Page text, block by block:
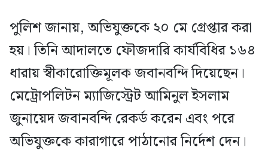
পুলিশ জানায়, অভিযুক্তকে ২০ মে গ্রেপ্তার করা
হয়। তিনি আদালতে ফৌজদারি কার্যবিধির ১৬৪
ধারায় স্বীকারোক্তিমূলক জবানবন্দি দিয়েছেন।
মেট্রোপলিটন ম্যাজিস্ট্রেট আমিনুল ইসলাম
জুনায়েদ জবানবন্দি রেকর্ড করেন এবং পরে
অভিযুক্তকে কারাগারে পাঠানোর নির্দেশ দেন।